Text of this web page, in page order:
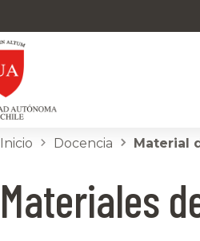
Inicio Docencia Material
Materiales